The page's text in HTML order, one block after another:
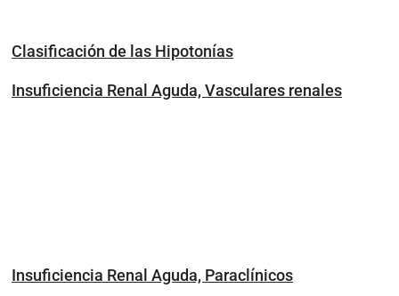
Clasificación de las Hipotonías
Insuficiencia Renal Aguda, Vasculares renales
Insuficiencia Renal Aguda, Paraclínicos